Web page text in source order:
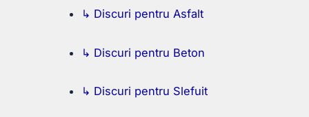
↳ Discuri pentru Asfalt
↳ Discuri pentru Beton
↳ Discuri pentru Slefuit